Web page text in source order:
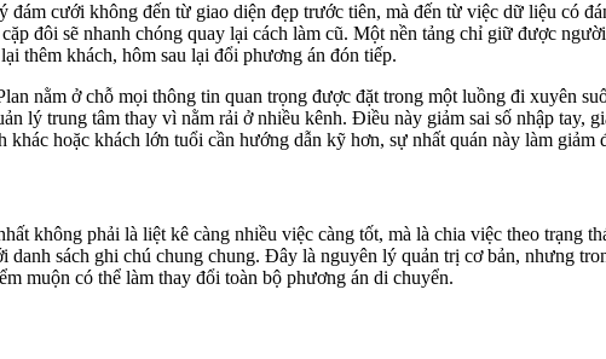
đám cưới không đến từ giao diện đẹp trước tiên, mà đến từ việc dữ liệu có
đôi sẽ nhanh chóng quay lại cách làm cũ. Một nền tảng chỉ giữ được
thêm khách, hôm sau lại đổi phương án đón tiếp.
nằm ở chỗ mọi thông tin quan trọng được đặt trong một luồng đi xuyên
lý trung tâm thay vì nằm rải ở nhiều kênh. Điều này giảm sai số nhập
khác hoặc khách lớn tuổi cần hướng dẫn kỹ hơn, sự nhất quán này làm
không phải là liệt kê càng nhiều việc càng tốt, mà là chia việc theo
danh sách ghi chú chung chung. Đây là nguyên lý quản trị cơ bản, nhưng
muộn có thể làm thay đổi toàn bộ phương án di chuyển.